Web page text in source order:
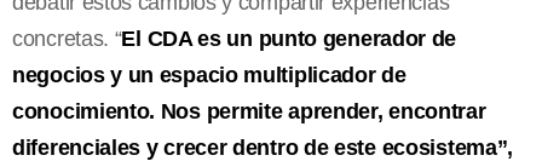
concretas. “El CDA es un punto generador de
negocios y un espacio multiplicador de
conocimiento. Nos permite aprender, encontrar
diferenciales y crecer dentro de este ecosistema”,